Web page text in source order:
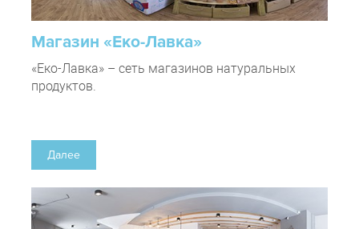
Магазин «Еко­-Лавка»
«Еко-Лавка» – сеть магазинов натуральных
продуктов.
Далее